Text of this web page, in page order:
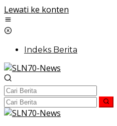
Lewati ke konten
Indeks Berita